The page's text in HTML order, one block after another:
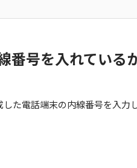
番号を入れている
た電話端末の内線番号を入力